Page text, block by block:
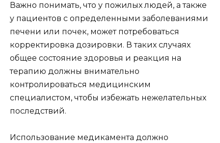
Важно понимать, что у пожилых людей, а также
у пациентов с определенными заболеваниями
печени или почек, может потребоваться
корректировка дозировки. В таких случаях
общее состояние здоровья и реакция на
терапию должны внимательно
контролироваться медицинским
специалистом, чтобы избежать нежелательных
последствий.
Использование медикамента должно